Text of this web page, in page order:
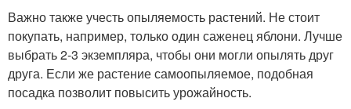
Важно также учесть опыляемость растений. Не стоит
покупать, например, только один саженец яблони. Лучше
выбрать 2-3 экземпляра, чтобы они могли опылять друг
друга. Если же растение самоопыляемое, подобная
посадка позволит повысить урожайность.